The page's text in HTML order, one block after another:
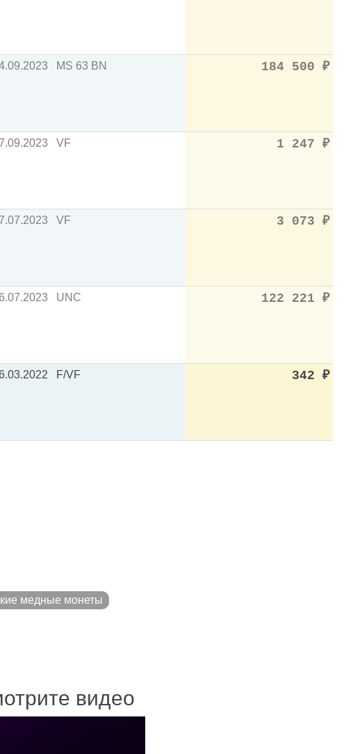
MS 63 BN 184 500 ₽
VF 1 247 ₽
VF 3 073 ₽
UNC 122 221 ₽
F/VF 342 ₽
медные монеты
видео